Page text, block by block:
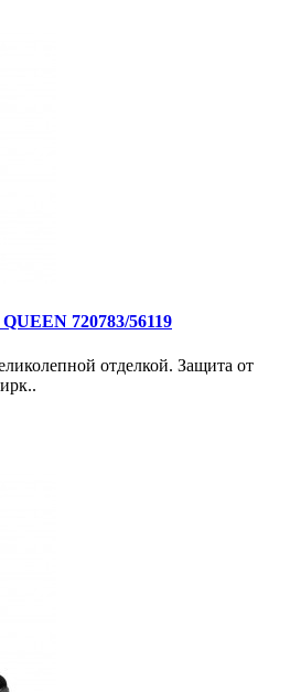
720783/56119
отделкой. Защита от